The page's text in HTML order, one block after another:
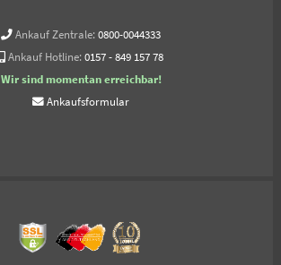
Ankauf Zentrale: 0800-0044333
Ankauf Hotline: 0157 - 849 157 78
Wir sind momentan erreichbar!
Ankaufsformular